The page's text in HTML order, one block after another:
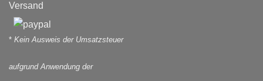
Versand
* Kein Ausweis der Umsatzsteuer
aufgrund Anwendung der